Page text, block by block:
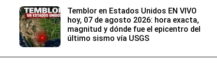
Temblor en Estados Unidos EN VIVO
hoy, 07 de agosto 2026: hora exacta,
magnitud y dónde fue el epicentro del
último sismo vía USGS